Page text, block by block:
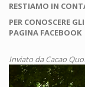
RESTIAMO IN
PER CONOSCERE
PAGINA FACEBOOK
Inviato daCacao